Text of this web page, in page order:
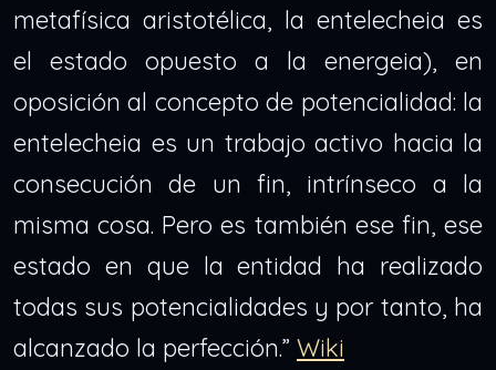
metafísica aristotélica, la entelecheia es
el estado opuesto a la energeia), en
oposición al concepto de potencialidad: la
entelecheia es un trabajo activo hacia la
consecución de un fin, intrínseco a la
misma cosa. Pero es también ese fin, ese
estado en que la entidad ha realizado
todas sus potencialidades y por tanto, ha
alcanzado la perfección.” Wiki